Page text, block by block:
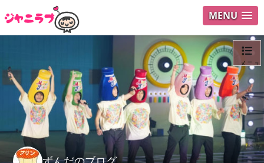
MENU
メニュ
ログイ
ユーザ
Search